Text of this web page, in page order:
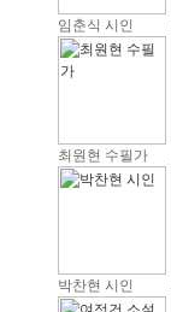
임춘식 시인
최원현 수필가
박찬현 시인